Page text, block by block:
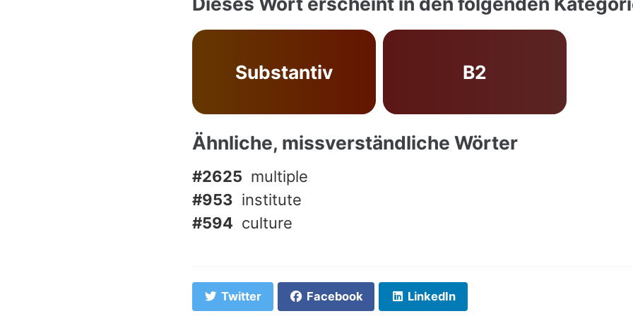
Substantiv B2
Ähnliche, missverständliche Wörter
#2625 multiple
#953 institute
#594 culture
Twitter Facebook LinkedIn